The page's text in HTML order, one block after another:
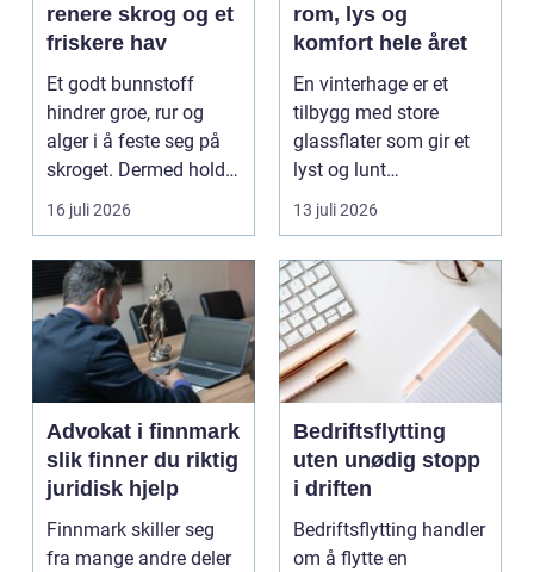
renere skrog og et
friskere hav
Et godt bunnstoff
hindrer groe, rur og
alger i å feste seg på
skroget. Dermed holder
båten bedre far...
16 juli 2026
rom, lys og
komfort hele året
En vinterhage er et
tilbygg med store
glassflater som gir et
lyst og lunt
oppholdsrom nær
hagen, ogs...
13 juli 2026
Advokat i finnmark
slik finner du riktig
juridisk hjelp
Finnmark skiller seg
fra mange andre deler
Bedriftsflytting
uten unødig stopp
i driften
Bedriftsflytting handler
om å flytte en